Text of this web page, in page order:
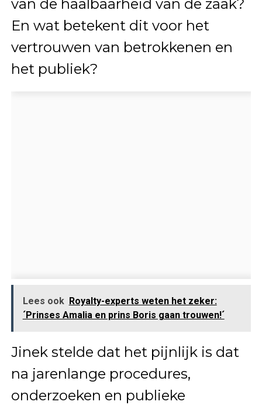
van de haalbaarheid van de zaak?
En wat betekent dit voor het
vertrouwen van betrokkenen en
het publiek?
Lees ook Royalty-experts weten het zeker:
´Prinses Amalia en prins Boris gaan trouwen!´
Jinek stelde dat het pijnlijk is dat
na jarenlange procedures,
onderzoeken en publieke